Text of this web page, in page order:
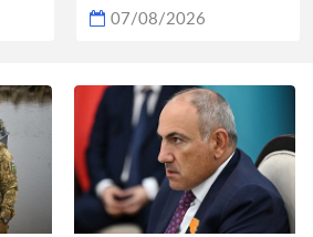
07/08/2026